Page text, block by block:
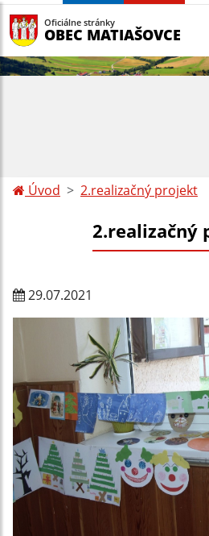
Oficiálne stránky
OBEC MATIAŠOVCE
Úvod 2.realizačný projekt
2.realizačný
29.07.2021